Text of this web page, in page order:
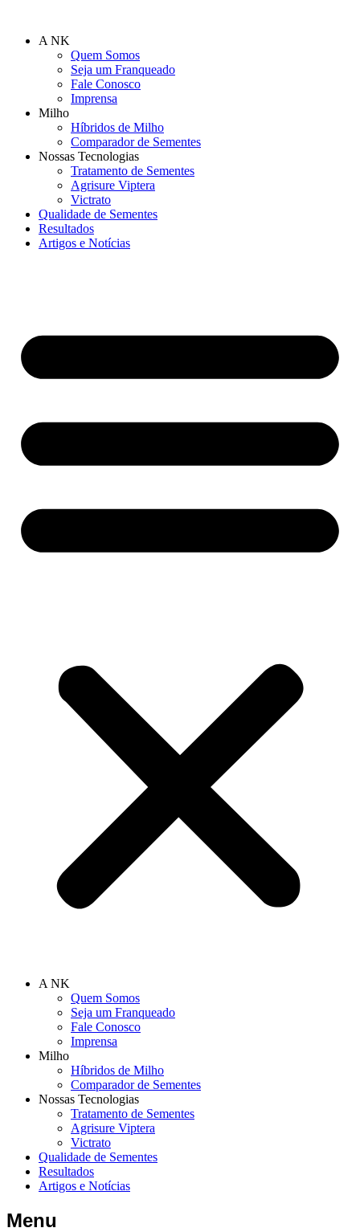
A NK
Quem Somos
Seja um Franqueado
Fale Conosco
Imprensa
Milho
Híbridos de Milho
Comparador de Sementes
Nossas Tecnologias
Tratamento de Sementes
Agrisure Viptera
Victrato
Qualidade de Sementes
Resultados
Artigos e Notícias
A NK
Quem Somos
Seja um Franqueado
Fale Conosco
Imprensa
Milho
Híbridos de Milho
Comparador de Sementes
Nossas Tecnologias
Tratamento de Sementes
Agrisure Viptera
Victrato
Qualidade de Sementes
Resultados
Artigos e Notícias
Menu